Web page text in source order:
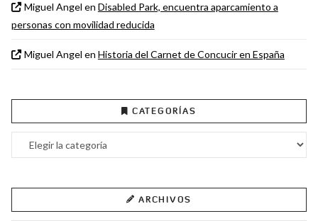
Miguel Angel en Disabled Park, encuentra aparcamiento a
personas con movilidad reducida
Miguel Angel en Historia del Carnet de Concucir en España
CATEGORÍAS
Categorías
ARCHIVOS